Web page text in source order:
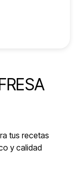
tus recetas
y calidad